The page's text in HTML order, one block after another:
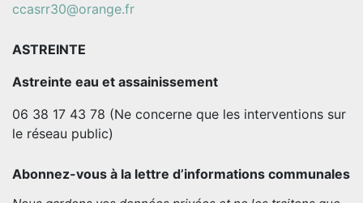
ccasrr30@orange.fr
ASTREINTE
Astreinte eau et assainissement
06 38 17 43 78 (Ne concerne que les interventions sur
le réseau public)
Abonnez-vous à la lettre d’informations communales